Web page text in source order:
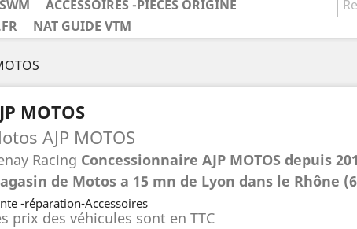
ACCESSOIRES -PIÈCES ORIGINE
NAT GUIDE VTM
MOTOS
AJP MOTOS
Racing Concessionnaire AJP MOTOS depuis
de Motos a 15 mn de Lyon dans le Rhône
-réparation-Accessoires
prix des véhicules sont en TTC